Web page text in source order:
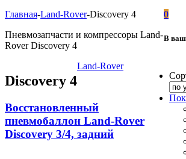
0
В
Главная-Land-Rover-Discovery 4
Пневмозапчасти и компрессоры Land-
Rover Discovery 4
Discovery 4
Land-Rover
Восстановленный
пневмобаллон Land-Rover
Discovery 3/4, задний